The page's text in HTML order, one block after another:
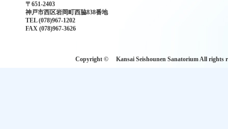
〒651-2403
神戸市西区岩岡町西脇838番地
TEL (078)967-1202
FAX (078)967-3626
Copyright © Kansai Seishounen Sanatorium All rights